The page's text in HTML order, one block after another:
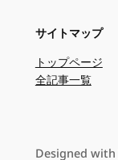
サイトマップ
トップページ
全記事一覧
Designed with